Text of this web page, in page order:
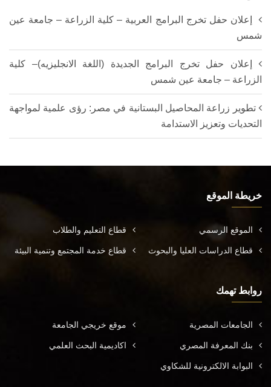
إعلان حفل تخرج البرامج العربية – كلية الزراعة – جامعة عين
شمس
إعلان حفل تخرج البرامج الجديدة (اللغة الانجليزيه)– كلية
الزراعة – جامعة عين شمس
تطوير زراعة المحاصيل البستانية في مصر: رؤى علمية لمواجهة
التحديات وتعزيز الاستدامة
خريطة الموقع
الموقع الرسمي قطاع التعليم والطلاب
قطاع الدراسات العليا والبحوث قطاع خدمة المجتمع وتنمية البيئة
روابط تهمك
الجامعات المصرية موقع خريجي الجامعة
بنك المعرفة المصري اكاديمية البحث العلمي
البوابة الالكترونية للشكاوي